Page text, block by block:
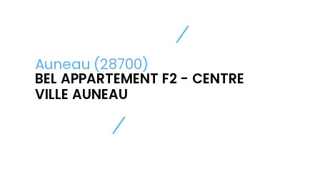
Auneau (28700)
BEL APPARTEMENT F2 - CENTRE
VILLE AUNEAU